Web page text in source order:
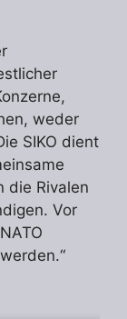
weder
SIKO dient
die Rivalen
Vor